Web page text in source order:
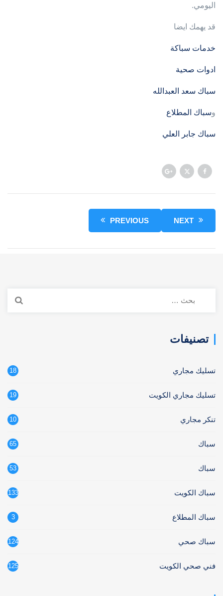
اليومي.
قد يهمك ايضا
خدمات سباكة
ادوات صحية
سباك سعد العبدالله
وسباك المطلاع
سباك جابر العلي
PREVIOUS NEXT
تصنيفات
تسليك مجاري 18
تسليك مجاري الكويت 19
تنكر مجاري 10
سباك 65
سباك 53
سباك الكويت 133
سباك المطلاع 3
سباك صحي 124
فني صحي الكويت 125